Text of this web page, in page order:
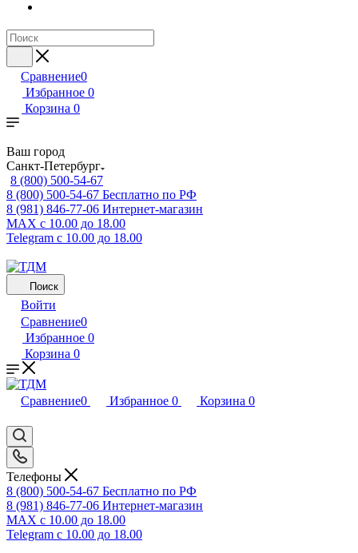
Сравнение0
Избранное 0
Корзина 0
Ваш город
Санкт-Петербург
8 (800) 500-54-67
8 (800) 500-54-67 Бесплатно по РФ
8 (981) 846-77-06 Интернет-магазин
MAX с 10.00 до 18.00
Telegram с 10.00 до 18.00
Поиск
Войти
Сравнение0
Избранное 0
Корзина 0
Сравнение0 Избранное 0 Корзина 0
Телефоны
8 (800) 500-54-67 Бесплатно по РФ
8 (981) 846-77-06 Интернет-магазин
MAX с 10.00 до 18.00
Telegram с 10.00 до 18.00